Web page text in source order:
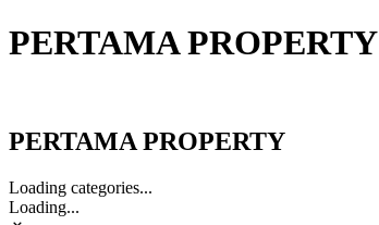
PERTAMA PROPERTY
PERTAMA PROPERTY
Loading categories...
Loading...